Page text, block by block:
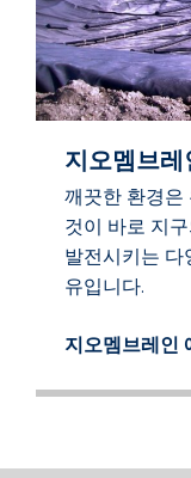
지오멤브레
깨끗한 환경은
것이 바로 지
발전시키는 다
유입니다.
지오멤브레인